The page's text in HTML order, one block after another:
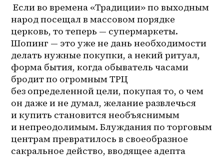
Если во времена «Традиции» по выходным
народ посещал в массовом порядке
церковь, то теперь — супермаркеты.
Шопинг — это уже не дань необходимости
делать нужные покупки, а некий ритуал,
форма бытия, когда обыватель часами
бродит по огромным ТРЦ
без определенной цели, покупая то, о чем
он даже и не думал, желание развлечься
и купить становится необъяснимым
и непреодолимым. Блуждания по торговым
центрам превратилось в своеобразное
сакральное действо, вводящее адепта